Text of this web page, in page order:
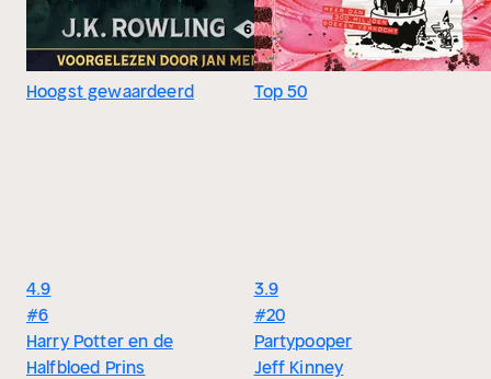
Hoogst gewaardeerd
4.9
#6
Harry Potter en de
Halfbloed Prins
Top 50
3.9
#20
Partypooper
Jeff Kinney